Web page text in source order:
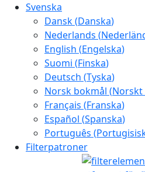
Svenska
Dansk(Danska)
Nederlands (
English (Engelska)
Suomi (Finska)
Deutsch (Tyska)
Norsk bokmål (Norskt
Français (Franska)
Español (Spanska)
Português (
Filterpatroner